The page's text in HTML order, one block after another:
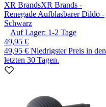
XR BrandsXR Brands -
Renegade Aufblasbarer Dildo -
Schwarz
Auf Lager: 1-2 Tage
49,95 €
49,95 € Niedrigster Preis in den
letzten 30 Tagen.